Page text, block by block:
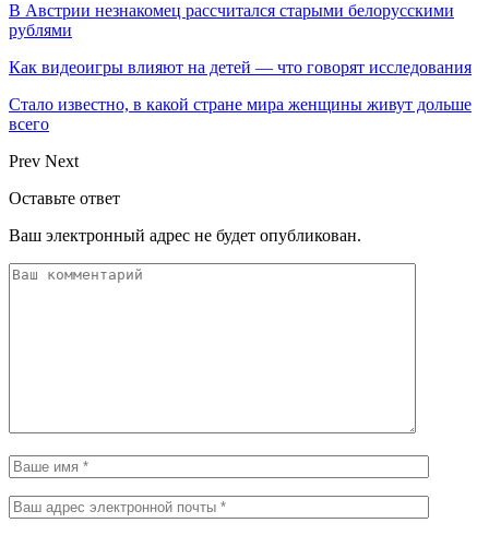
В Австрии незнакомец рассчитался старыми белорусскими
рублями
Как видеоигры влияют на детей — что говорят исследования
Стало известно, в какой стране мира женщины живут дольше
всего
Prev Next
Оставьте ответ
Ваш электронный адрес не будет опубликован.